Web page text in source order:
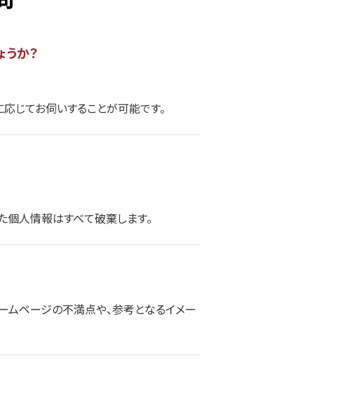
か？
じてお伺いすることが可能です。
人情報はすべて破棄します。
ムページの不満点や、参考となるイメー